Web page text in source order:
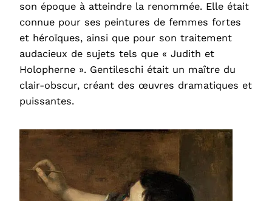
son époque à atteindre la renommée. Elle était
connue pour ses peintures de femmes fortes
et héroïques, ainsi que pour son traitement
audacieux de sujets tels que « Judith et
Holopherne ». Gentileschi était un maître du
clair-obscur, créant des œuvres dramatiques et
puissantes.